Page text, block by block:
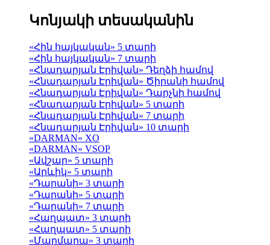
Կոնյակի տեսականին
«Հին հայկական» 5 տարի
«Հին հայկական» 7 տարի
«Հնադարյան Էրիվան» Դեղձի համով
«Հնադարյան Էրիվան» Ծիրանի համով
«Հնադարյան Էրիվան» Դարչնի համով
«Հնադարյան Էրիվան» 5 տարի
«Հնադարյան Էրիվան» 7 տարի
«Հնադարյան Էրիվան» 10 տարի
«DARMAN» XO
«DARMAN» VSOP
«Ավշար» 5 տարի
«Արևիկ» 5 տարի
«Դարանի» 3 տարի
«Դարանի» 5 տարի
«Դարանի» 7 տարի
«Հաղպատ» 3 տարի
«Հաղպատ» 5 տարի
«Մարմարա» 3 տարի